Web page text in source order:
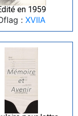
en 1959
: XVIIA